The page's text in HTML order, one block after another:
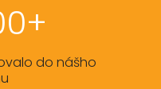
do nášho